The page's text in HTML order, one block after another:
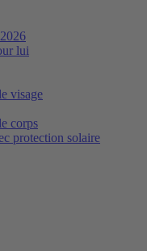
lui
visage
corps
protection solaire